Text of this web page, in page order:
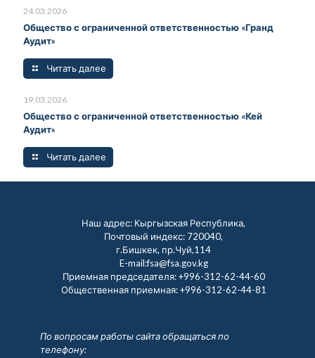
24.03.2026
Общество с ограниченной ответственностью «Гранд
Аудит»
Читать далее
19.03.2026
Общество с ограниченной ответственностью «Кей
Аудит»
Читать далее
Наш адрес: Кыргызская Республика,
Почтовый индекс: 720040,
г.Бишкек, пр.Чуй,114
E-mail:fsa@fsa.gov.kg
Приемная председателя:+996-312-62-44-60
Общественная приемная:+996-312-62-44-81
По вопросам работы сайта обращаться по
телефону: